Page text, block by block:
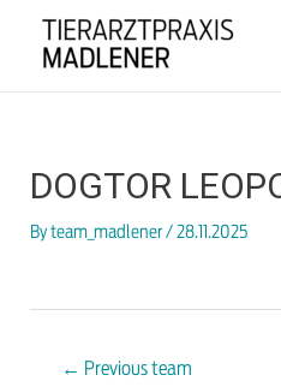
DOGTOR
By team_madlener/ 28.11.2025
← Previous team